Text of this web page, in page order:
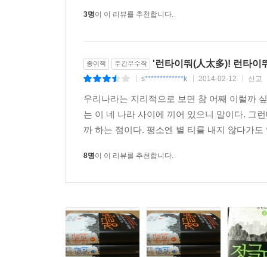
동시에 수천 년 동안 국경을 맞대온 우리 한반도와
3명이 이 리뷰를 추천합니다.
종이책 주간우수작 '런타이뚸(人太多)! 런타이
s*************k 2014-02-12 신고
우리나라는 지리적으로 보면 참 어째 이럴까
는 이 네 나라 사이에 끼어 있으니 말이다. 그
까 하는 점이다. 평소엔 별 티를 내지 않다가
8명이 이 리뷰를 추천합니다.